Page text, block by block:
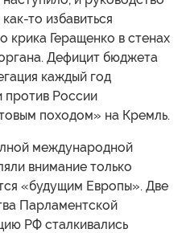
то избавиться
крика Геращенко в стенах
Дефицит бюджета
каждый год
против России
походом» на Кремль.
международной
внимание только
«будущим Европы». Две
Парламентской
РФ сталкивались